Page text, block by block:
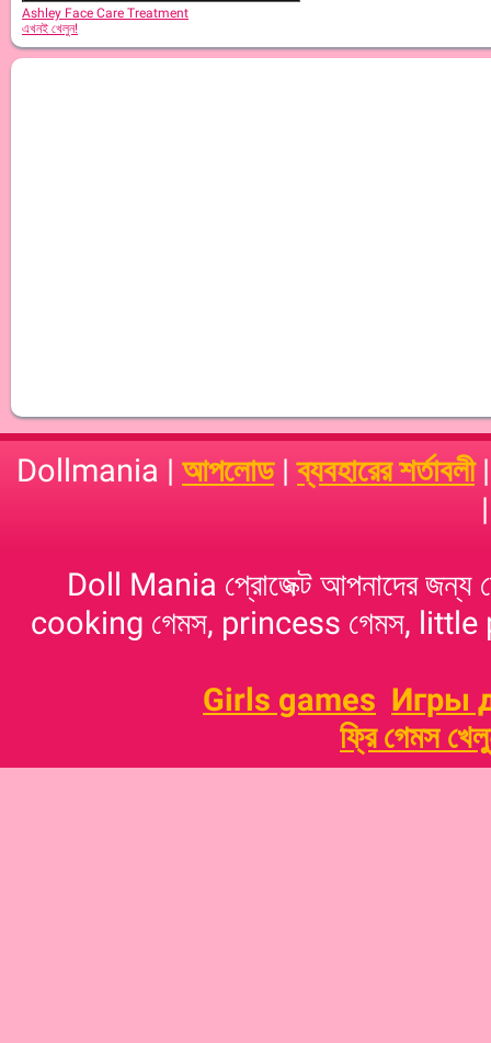
Ashley Face Care Treatment
এখনই খেলুন!
Dollmania | আপলোড|ব্যবহারের শর্তাবলী
Doll Mania প্রোজেক্ট আপনাদের
cooking গেমস, princess গেমস, little
Girls games Игры
ফ্রি গেমস